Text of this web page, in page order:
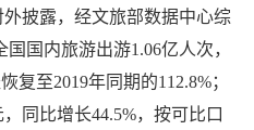
披露，经文旅部数据中心综
国内旅游出游1.06亿人次，
复至2019年同期的112.8%；
同比增长44.5%，按可比口